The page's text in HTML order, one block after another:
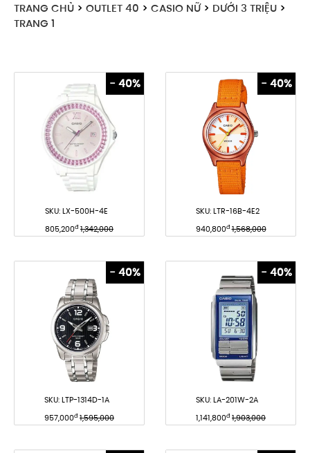
TRANG CHỦ > OUTLET 40 > CASIO NỮ> DƯỚI 3 TRIỆU >
TRANG 1
- 40%
SKU:LX-500H-4E
805,200đ 1,342,000
- 40%
SKU:LTR-16B-4E2
940,800đ 1,568,000
- 40%
SKU:LTP-1314D-1A
957,000đ 1,595,000
- 40%
SKU:LA-201W-2A
1,141,800đ 1,903,000